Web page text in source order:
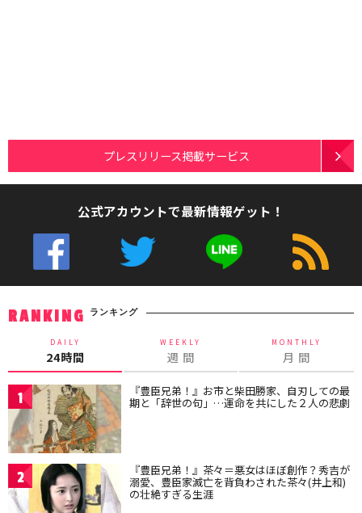
プレスリリース掲載サービス
公式アカウントで最新情報ゲット！
RANKING ランキング
DAILY
24時間
WEEKLY
週 間
MONTHLY
月 間
1 『豊臣兄弟！』お市と柴田勝家、自刃しての最
期と「辞世の句」…運命を共にした２人の悲劇
2 『豊臣兄弟！』茶々＝悪女はほぼ創作？秀吉が
溺愛、豊臣家滅亡を背負わされた茶々(井上和)
の壮絶すぎる生涯